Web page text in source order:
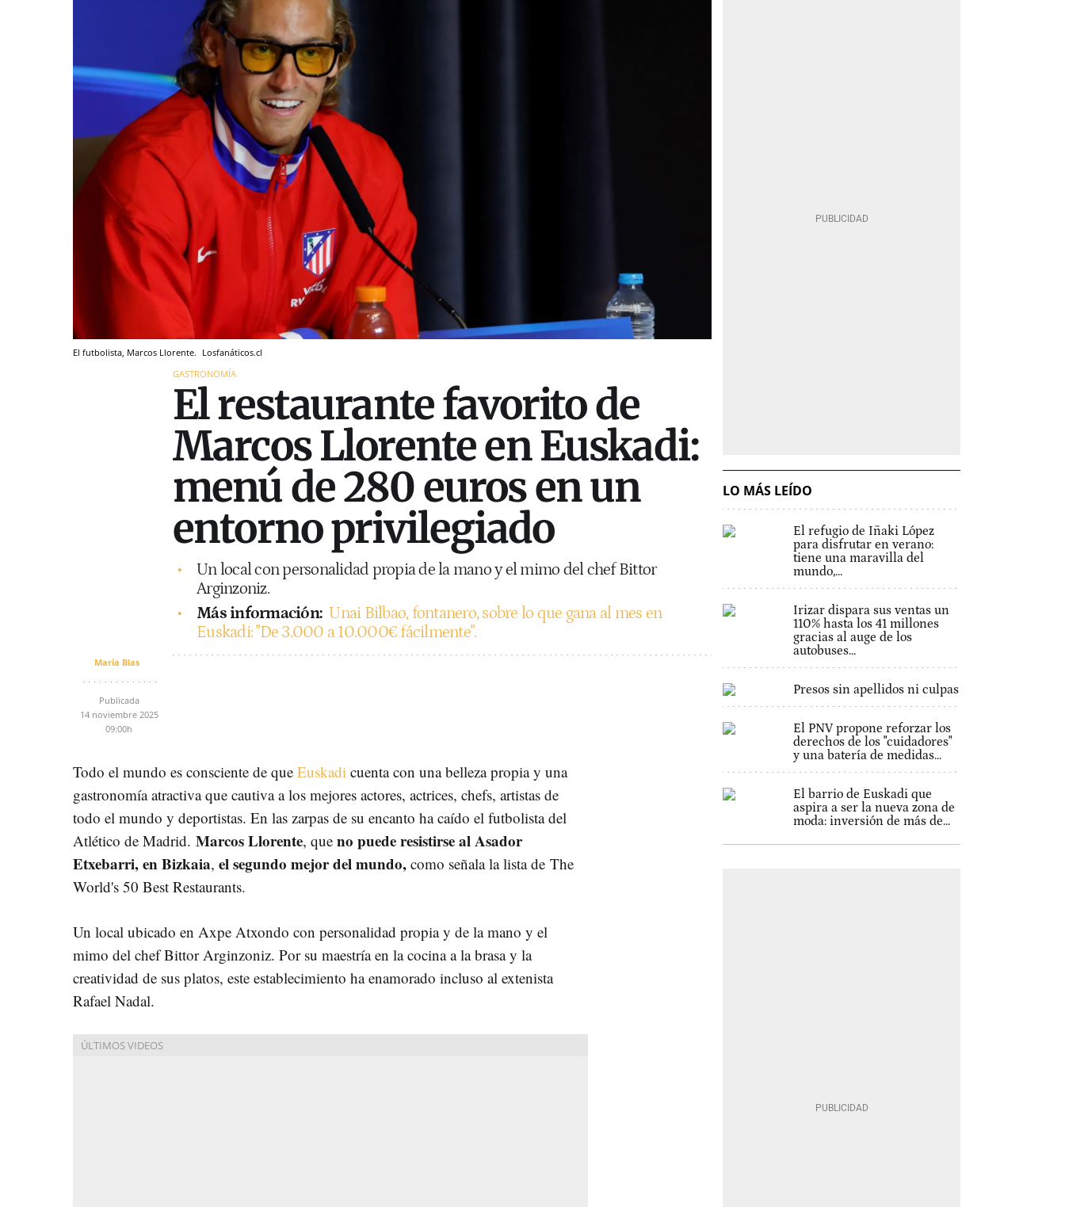
El futbolista, Marcos Llorente. Losfanáticos.cl
GASTRONOMÍA
El restaurante favorito de
Marcos Llorente en Euskadi:
menú de 280 euros en un
entorno privilegiado
Un local con personalidad propia de la mano y el mimo del chef Bittor
Arginzoniz.
Más información: Unai Bilbao, fontanero, sobre lo que gana al mes en
Euskadi: "De 3.000 a 10.000€ fácilmente".
María Blas
Publicada
14 noviembre 2025
09:00h
Todo el mundo es consciente de que Euskadi cuenta con una belleza propia y una
gastronomía atractiva que cautiva a los mejores actores, actrices, chefs, artistas de
todo el mundo y deportistas. En las zarpas de su encanto ha caído el futbolista del
Atlético de Madrid. Marcos Llorente, que no puede resistirse al Asador
Etxebarri, en Bizkaia, el segundo mejor del mundo, como señala la lista de The
World's 50 Best Restaurants.
Un local ubicado en Axpe Atxondo con personalidad propia y de la mano y el
mimo del chef Bittor Arginzoniz. Por su maestría en la cocina a la brasa y la
creatividad de sus platos, este establecimiento ha enamorado incluso al extenista
Rafael Nadal.
LO MÁS LEÍDO
El refugio de Iñaki López
para disfrutar en verano:
tiene una maravilla del
mundo,...
Irizar dispara sus ventas un
110% hasta los 41 millones
gracias al auge de los
autobuses...
Presos sin apellidos ni culpas
El PNV propone reforzar los
derechos de los "cuidadores"
y una batería de medidas...
El barrio de Euskadi que
aspira a ser la nueva zona de
moda: inversión de más de...